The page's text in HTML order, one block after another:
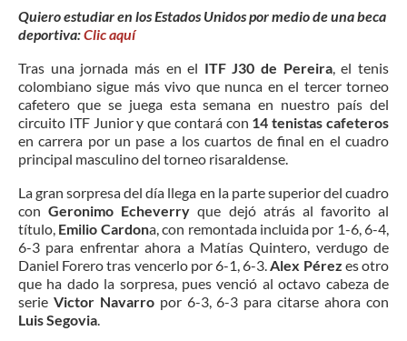
Quiero estudiar en los Estados Unidos por medio de una beca
deportiva:Clic aquí
Tras una jornada más en el ITF J30 de Pereira, el tenis
colombiano sigue más vivo que nunca en el tercer torneo
cafetero que se juega esta semana en nuestro país del
circuito ITF Junior y que contará con 14 tenistas cafeteros
en carrera por un pase a los cuartos de final en el cuadro
principal masculino del torneo risaraldense.
La gran sorpresa del día llega en la parte superior del cuadro
conGeronimo Echeverry que dejó atrás al favorito al
título, Emilio Cardona, con remontada incluida por 1-6, 6-4,
6-3 para enfrentar ahora a Matías Quintero, verdugo de
Daniel Forero tras vencerlo por 6-1, 6-3. Alex Pérez es otro
que ha dado la sorpresa, pues venció al octavo cabeza de
serie Victor Navarropor 6-3, 6-3 para citarse ahora con
Luis Segovia